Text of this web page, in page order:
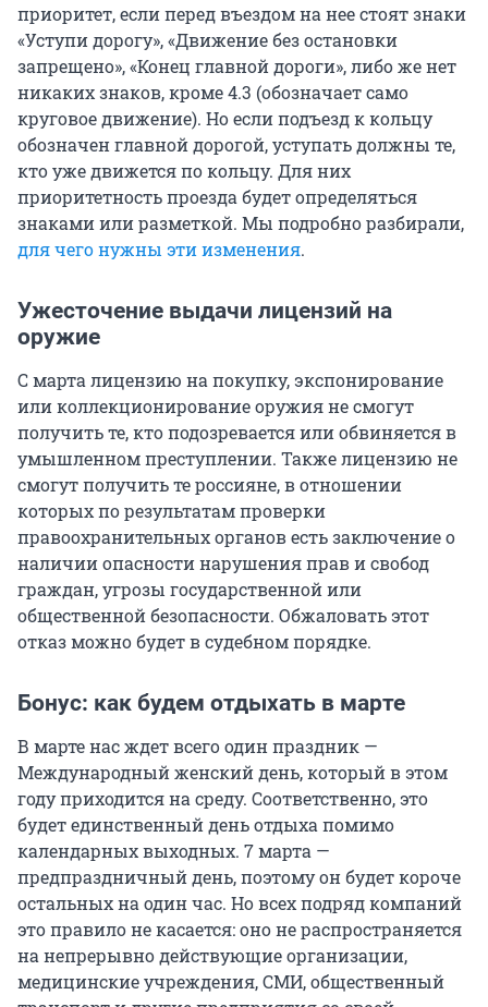
приоритет, если перед въездом на нее стоят знаки
«Уступи дорогу», «Движение без остановки
запрещено», «Конец главной дороги», либо же нет
никаких знаков, кроме 4.3 (обозначает само
круговое движение). Но если подъезд к кольцу
обозначен главной дорогой, уступать должны те,
кто уже движется по кольцу. Для них
приоритетность проезда будет определяться
знаками или разметкой. Мы подробно разбирали,
для чего нужны эти изменения.
Ужесточение выдачи лицензий на
оружие
С марта лицензию на покупку, экспонирование
или коллекционирование оружия не смогут
получить те, кто подозревается или обвиняется в
умышленном преступлении. Также лицензию не
смогут получить те россияне, в отношении
которых по результатам проверки
правоохранительных органов есть заключение о
наличии опасности нарушения прав и свобод
граждан, угрозы государственной или
общественной безопасности. Обжаловать этот
отказ можно будет в судебном порядке.
Бонус: как будем отдыхать в марте
В марте нас ждет всего один праздник —
Международный женский день, который в этом
году приходится на среду. Соответственно, это
будет единственный день отдыха помимо
календарных выходных. 7 марта —
предпраздничный день, поэтому он будет короче
остальных на один час. Но всех подряд компаний
это правило не касается: оно не распространяется
на непрерывно действующие организации,
медицинские учреждения, СМИ, общественный